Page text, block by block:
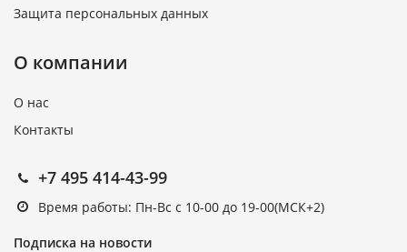
Защита персональных данных
О компании
О нас
Контакты
+7 495 414-43-99
Время работы: Пн-Вс с 10-00 до 19-00(МСК+2)
Подписка на новости